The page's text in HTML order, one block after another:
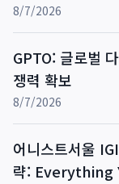
8/7/2026
GPTO: 글로벌
쟁력 확보
8/7/2026
어니스트서울
략: Everything